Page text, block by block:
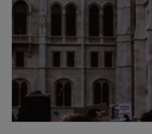
PODCAST
ASCULTĂ
LIVE